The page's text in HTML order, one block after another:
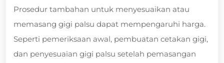
Prosedur tambahan untuk menyesuaikan atau
memasang gigi palsu dapat mempengaruhi harga.
Seperti pemeriksaan awal, pembuatan cetakan gigi,
dan penyesuaian gigi palsu setelah pemasangan